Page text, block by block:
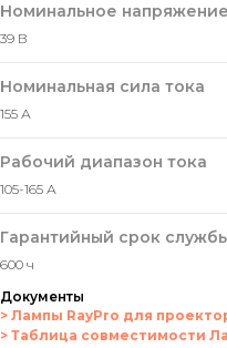
Номинальное напряжение
39 В
Номинальная сила тока
155 А
Рабочий диапазон тока
105-165 А
Гарантийный срок
600 ч
Документы
> Лампы RayPro для
> Таблица совместимости